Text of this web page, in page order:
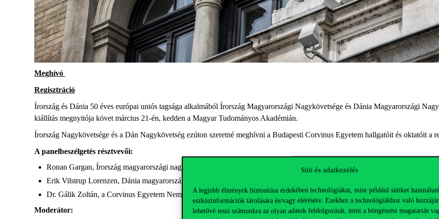
Süti és adatkezelés
A legjobb élmények biztosítása érdekében technológiákat, mint például sütiket
eszközinformációk tárolására és/vagy elérésére. Ezekhez a technológiákhoz való
lehetővé teszi számunkra az olyan adatok feldolgozását, mint a böngészési magatartás
Meghívó
Regisztráció
Írország és Dánia 50 éves európai uniós tagsága alkalmából Írország Magyarországi Nagykövetsége és Dánia Magyarországi
kiállítás megnyitója követ március 21-én, kedden a Magyar Tudományos Akadémián.
Írország Nagykövetsége és a Dán Nagykövetség ezúton szeretné meghívni a Budapesti Corvinus Egyetem hallgatóit és oktatóit a
A panelbeszélgetés résztvevői:
Ronan Gargan, Írország magyarországi nagykövete
Erik Vilstrup Lorenzen, Dánia magyarországi nagykövete
Dr. Gálik Zoltán, a Corvinus Egyetem Nemzetközi Kapcsolatok Tanszékének docense.
Moderátor: